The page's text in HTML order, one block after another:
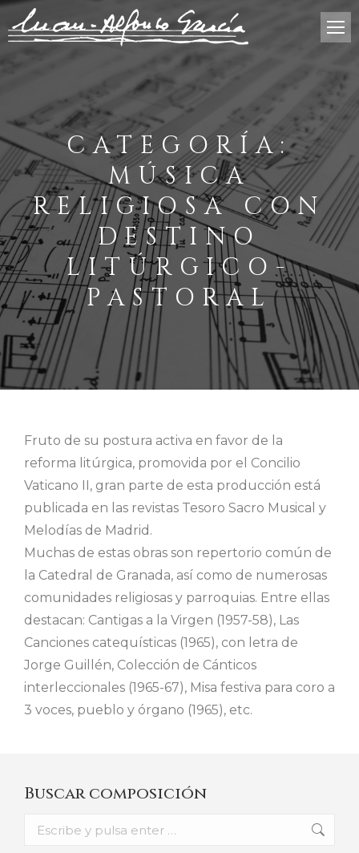
CATEGORÍA:
MÚSICA
RELIGIOSA CON
DESTINO
LITÚRGICO-
PASTORAL
Fruto de su postura activa en favor de la
reforma litúrgica, promovida por el Concilio
Vaticano II, gran parte de esta producción está
publicada en las revistas Tesoro Sacro Musical y
Melodías de Madrid.
Muchas de estas obras son repertorio común de
la Catedral de Granada, así como de numerosas
comunidades religiosas y parroquias. Entre ellas
destacan: Cantigas a la Virgen (1957-58), Las
Canciones catequísticas (1965), con letra de
Jorge Guillén, Colección de Cánticos
interleccionales (1965-67), Misa festiva para coro a
3 voces, pueblo y órgano (1965), etc.
Buscar composición
Buscar: